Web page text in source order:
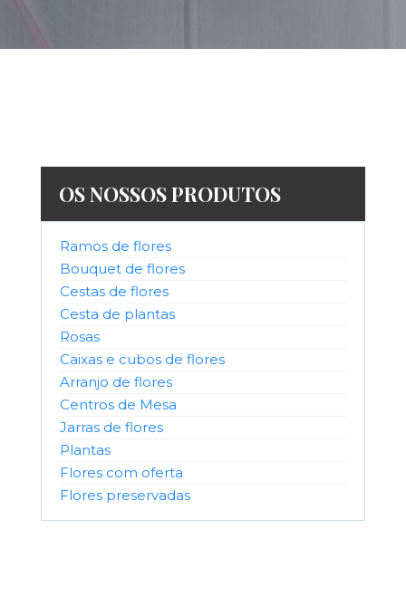
OS NOSSOS PRODUTOS
Ramos de flores
Bouquet de flores
Cestas de flores
Cesta de plantas
Rosas
Caixas e cubos de flores
Arranjo de flores
Centros de Mesa
Jarras de flores
Plantas
Flores com oferta
Flores preservadas